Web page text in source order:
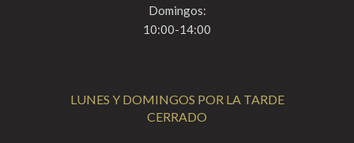
Domingos:
10:00-14:00
LUNES Y DOMINGOS POR LA TARDE
CERRADO